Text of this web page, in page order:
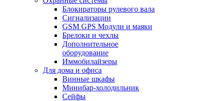
Блокираторы рулевого вала
Сигнализации
GSM GPS Модули и маяки
Брелоки и чехлы
Дополнительное
оборудование
Иммобилайзеры
Для дома и офиса
Винные шкафы
Минибар-холодильник
Сейфы